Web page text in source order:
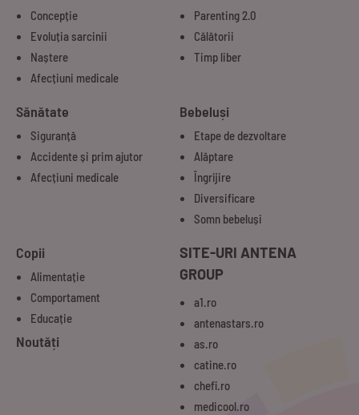
Concepție
Evoluția sarcinii
Naștere
Afecțiuni medicale
Parenting 2.0
Călătorii
Timp liber
Sănătate
Siguranță
Accidente și prim ajutor
Afecțiuni medicale
Bebeluși
Etape de dezvoltare
Alăptare
Îngrijire
Diversificare
Somn bebeluși
Copii
Alimentație
Comportament
Educație
Noutăți
SITE-URI ANTENA
GROUP
a1.ro
antenastars.ro
as.ro
catine.ro
chefi.ro
medicool.ro